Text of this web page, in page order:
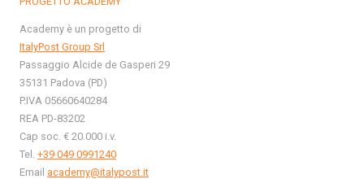
Academy è un progetto di
ItalyPost Group Srl
Passaggio Alcide de Gasperi 29
35131 Padova (PD)
P.IVA 05660640284
REA PD-83202
Cap soc. € 20.000 i.v.
Tel. +39 049 0991240
Email academy@italypost.it